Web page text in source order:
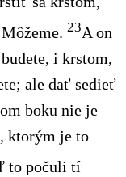
23A on
i krstom,
ale dať sedieť
boku nie je
, ktorým je to
to počuli tí